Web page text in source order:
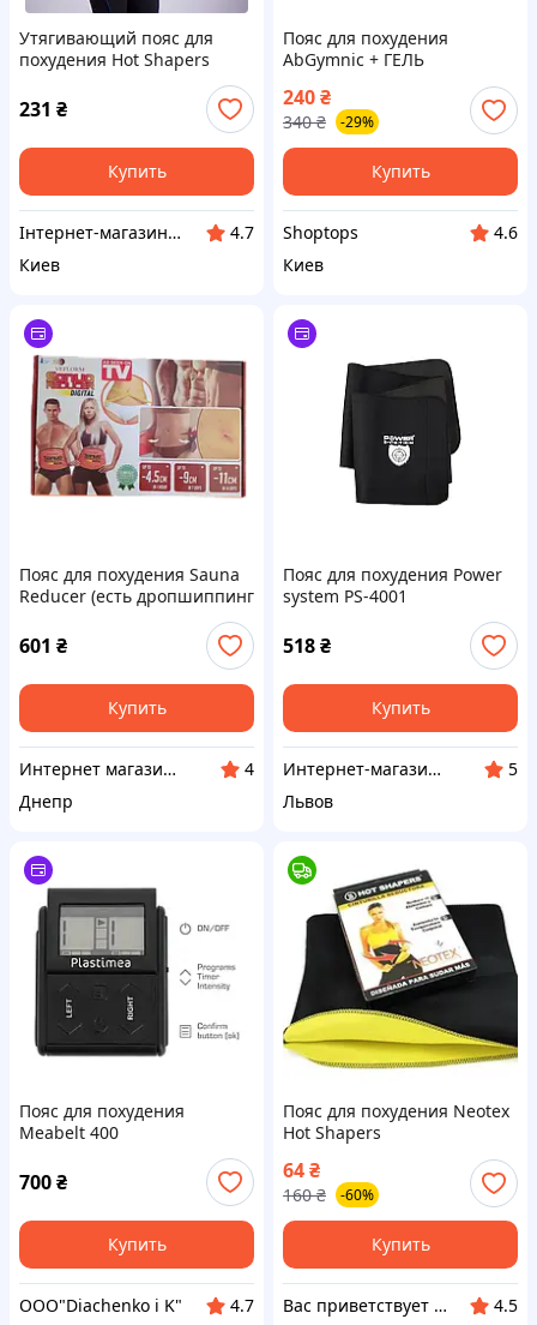
Утягивающий пояс для
похудения Hot Shapers
231 ₴
Купить
Інтернет-магазин "Mak7"
4.7
Киев
Пояс для похудения
AbGymnic + ГЕЛЬ
240₴
340 ₴ -29%
Купить
Shoptops
4.6
Киев
Пояс для похудения Sauna
Reducer (есть дропшиппинг
601 ₴
Купить
Интернет магазин «БЕЗ НАКРУТОК»
4
Днепр
Пояс для похудения Power
system PS-4001
518₴
Купить
Интернет-магазин Proteininlviv
5
Львов
Пояс для похудения
Meabelt 400
700₴
Купить
OOO"Diachenko i K"
4.7
Пояс для похудения Neotex
Hot Shapers
64₴
160 ₴ -60%
Купить
Вас приветствует интернет-магазин SvetOn!
4.5